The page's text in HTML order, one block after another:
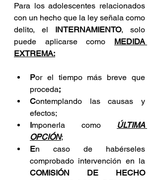
Para los adolescentes relacionados
con un hecho que la ley señala como
delito, el INTERNAMIENTO, solo
puede aplicarse como MEDIDA
EXTREMA:
Por el tiempo más breve que
proceda;
Contemplando las causas y
efectos;
Imponerla como
ÚLTIMA
OPCIÓN;
En caso de habérseles
COMISIÓN DE HECHO